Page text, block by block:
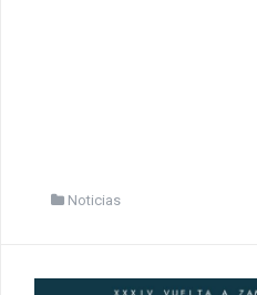
Noticias